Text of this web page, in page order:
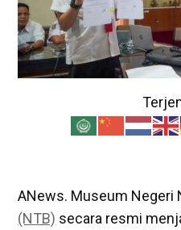
ANews. Museum Negeri
(NTB) secara resmi